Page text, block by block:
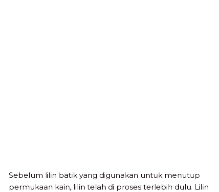
Sebelum lilin batik yang digunakan untuk menutup
permukaan kain, lilin telah di proses terlebih dulu. Lilin